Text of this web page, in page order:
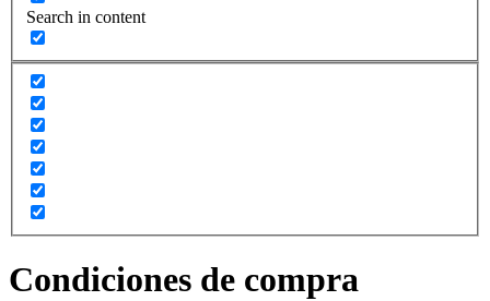
Search in content
Condiciones de compra